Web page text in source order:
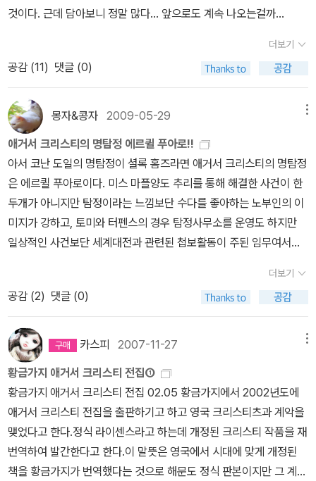
곱게 갈리나니.(천벌은 늦지만 확실히 온다)' 리디아의 목소리가 떨
리는 속삭임처럼 흘러나왔다.'저 노인 안에 이렇게 많은 피가 있으리
라는 것을 누가 알았으리오?([멕베스]에 나오는 대사)'- 94쪽 '정의
란 무척 낯선 것이라네. 정의에 대해 곰곰이 생각해 본 적이 있나?' -
데유키의 작품의 최고봉은 Vampire Hunter D시리즈가 아닌가 싶
관인데, Wicked City나 다른 작품에서 보는 포르노그라피적인 부분
이 배제되어 훨씬 깔끔하게 내용을 전개시키는 걸 본다. Wicked Cit
y는 그런 점에서는 낮은 점수를 줄 수 밖에 없는데, 물론 재미가 없어
서는 아니다. 다만 두 번째 권을 읽으면서 벌써 진부함을 느끼는 것을
보면 완성도가 좀 떨어진다는 생각을 하게된다.첫 권에서 맺어진 인
간 Black Guard요원과 마계의 Black Guard요원 Makie 사이에서
태어날 아이를 둘러싼 전쟁이 주된 내용인데, 이들을 보호하기 위해
일본에 모인 세계 최고의 정예요원들이, 주인공보다 강함에도 불구하
고 하나씩 죽어나가는 걸 보면 뭔가 설득력도 떨어지고, 큰 재미를 주
지는 못했다. 다음 권이 지금까지 나온 마지막 편이다. 그걸로 끝. 작
년 할인 때 구입한 60여권 중에서 이제 겨우 1/3을 넘겼다. exclusi
vely운동할 때만 읽는 책이 되어버려서 그런 진도가 나온 듯. 왠지
을 사들일 수 있을 것 같은 불길한 예감이 든다.이번 작품에서도 절묘
한 배치로 인해 범인이 누구인지는 전혀 종잡을 수 없었다. 어떻게 보
면 독자에게 두뇌싸움을 거는 소설이 아니라서 그저 방관자의 입장으
로 극화를 즐기는 것이 더 보통의 크리스티 작품인데, 여기에 더해서
독자에게도 clue를 완전히 숨겨버리기 때문에 그래도 추리를 해보게
된다. 독자가 모든 것을 알기 때문에 발생하는 서스펜스와는 또 다른
재미가 있다.다만 트릭을 장치함에 있어서 너무 중구난방인 점이 있
었고, 그것을 마지막에 거의 데우스 엑스 마키나 수준의 인물을 범인
으로 만드는 것은 좀 심하지 않았나 싶다. 글을 쓰는데 도움이 될까 싶
을 때엔 정말 기뻤고, 그래서 셜록홈즈전집은 얼른 빼버린채 1~36권
까지, 37~70권까지 다시 2줄을 채운 뒤 사진을 찍었을 때엔 더욱 뿌
듯함을 느낀게 사실이다.. '37~70권까지 꽂힌 애거서 크리스티전
크리스티전집은 10권단위로 책표지의 색상과 띠지색상이 바뀌었었
다.. 가지런히 꽂혀있어서 책표지의 그림색은 알 수 없지만..그래도
출간된 것을 보면 1~10권 빨강표지 + 파랑띠지 11~20권 초록
표지 + 주황띠지(빛바래서 노란색으로 보이지만) 21~30권 파랑표
지 + 황금색띠지 31~40권 노랑표지 + 하늘색띠지 -------------
-----------------------여기부터 다시 반복~~ 41~50권 빨강표
지 + 파랑띠지 51~60권 초록표지 + 주황띠지 61~64권 파랑표
지 + 황금색띠지였는데!!! 5년만에 다시 출간되기 시작한 65~70
지인 것까지는 좋은데.. 띠지의 색상이 완전 바뀌었다.. 그것도 6
5~77권까지 모조리 흰색으로... 처음 책을 받았을 때야 그러려니 했
는데 책을 모두 꽂아놓고 보니 너무 안어울린다.. 누가 보면 별것 아니
라고 하겠지만.. 사소한 것에 목숨거는 나한테는 진짜 큰 실수로 보여
진다.. 그리고 잠시 읽으려고 69권에서 77권까지는 침대옆에 가
지런히 놓은 상태이긴하지만... 책장의 사이즈가 딱 1권의 책만을 더
꽂을 수 있을 뿐이다보니 71권을 꽂은 이후에 72권부터 77권까지는
어떻게 정리해야할지도 막막하다.. 책장을 다시 만들기전에 진작에
출간이 되었으면 좋았자나!!! 책이 출간되지 않을 때엔 출간이 안된다
하고, 출간되고 나니 왜 늦게 출간되었냐고 화를 내는 것 같지만.. 그
래도 책을 읽고, 책을 정리하는게 취미인 나한텐 이런 사소한 것도 신
것이다. 근데 담아보니 정말 많다... 앞으로도 계속 나오는걸까...
더보기
공감 (11) 댓글 (0)
몽자&콩자 2009-05-29
애거서 크리스티의 명탐정 에르퀼 푸아로!!
아서 코난 도일의 명탐정이 셜록 홈즈라면 애거서 크리스티의 명탐정
은 에르퀼 푸아로이다. 미스 마플양도 추리를 통해 해결한 사건이 한
두개가 아니지만 탐정이라는 느낌보단 수다를 좋아하는 노부인의 이
미지가 강하고, 토미와 터펜스의 경우 탐정사무소를 운영도 하지만
일상적인 사건보단 세계대전과 관련된 첩보활동이 주된 임무여서인
리스티의 작품에서 제일 활약을 많이 하는 탐정도 에르퀼 푸아로이
다.. 내가 읽은 작품만 해도 26권이니(황금가지에서 64권의 책이 나
온것을 감안하면 1/3이 넘는 작품에 나오니 정말 많이도 나온다..) 대
표적인 탐정이라고도 할 수 있다. 밀실 아닌 밀실, 고립 아닌 고립상태
에서 벌어진 그 유명한 오리엔트특급살인(황금가지의 애거서 크리스
티 전집 3권)을 시작으로 잠시 귀향해 호박을 키우며 지내다 해결한
애크로이드 살인사건(황금가지의 애거서 크리스티 전집 5권)이나 여
행길에서의 살인과 크리스마스에 일어난 사건등 다양한 사건을 해결
하다 결국 죽음을 맞이한 이야기(커튼 - 황금가지의 애거서 크리스티
전집 14권)도 읽을 수 있었다. 시대적인 순서에 상관없이 나열된 작
더보기
공감 (2) 댓글 (0)
카스피 2007-11-27
황금가지 애거서 크리스티 전집①
황금가지 애거서 크리스티 전집 02.05 황금가지에서 2002년도에
애거서 크리스티 전집을 출판하기고 하고 영국 크리스티츠과 계악을
맺었다고 한다.정식 라이센스라고 하는데 개정된 크리스티 작품을 재
번역하여 발간한다고 한다.이 말뜻은 영국에서 시대에 맞게 개정된
책을 황금가지가 번역했다는 것으로 해문도 정식 판본이지만 그 계약